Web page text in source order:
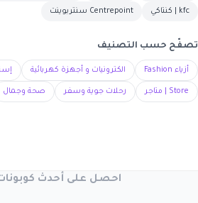
kfc | كنتاكي Centrepoint سنتربوينت
تصفّح حسب التصنيف
أزياء Fashion الكترونيات و أجهزة كهربائية
Store | متاجر رحلات جوية وسفر صحة وجمال
احصل على أحدث